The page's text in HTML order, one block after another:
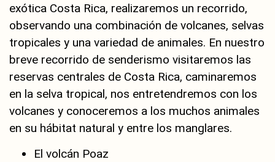
exótica Costa Rica, realizaremos un recorrido,
observando una combinación de volcanes, selvas
tropicales y una variedad de animales. En nuestro
breve recorrido de senderismo visitaremos las
reservas centrales de Costa Rica, caminaremos
en la selva tropical, nos entretendremos con los
volcanes y conoceremos a los muchos animales
en su hábitat natural y entre los manglares.
El volcán Poaz